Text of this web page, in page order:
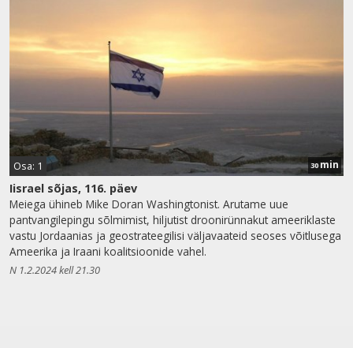
Osa: 1 30min
Iisrael sõjas, 116. päev
Meiega ühineb Mike Doran Washingtonist. Arutame uue
pantvangilepingu sõlmimist, hiljutist droonirünnakut ameeriklaste
vastu Jordaanias ja geostrateegilisi väljavaateid seoses võitlusega
Ameerika ja Iraani koalitsioonide vahel.
N 1.2.2024 kell 21.30